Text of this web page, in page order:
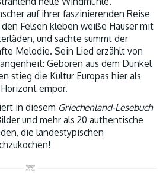
auf ihrer faszinierenden Reise
den Felsen kleben weiße Häuser mit
und sachte summt der
Melodie. Sein Lied erzählt von
Geboren aus dem Dunkel
stieg die Kultur Europas hier als
empor.
in diesem Griechenland-Lesebuch
und mehr als 20 authentische
die landestypischen